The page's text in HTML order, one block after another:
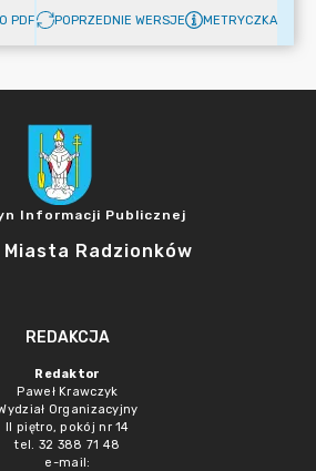
PDF POPRZEDNIE WERSJE METRYCZKA
Informacji Publicznej
Miasta Radzionków
REDAKCJA
Redaktor
Paweł Krawczyk
Organizacyjny
II piętro, pokój nr 14
tel. 32 388 71 48
e-mail: